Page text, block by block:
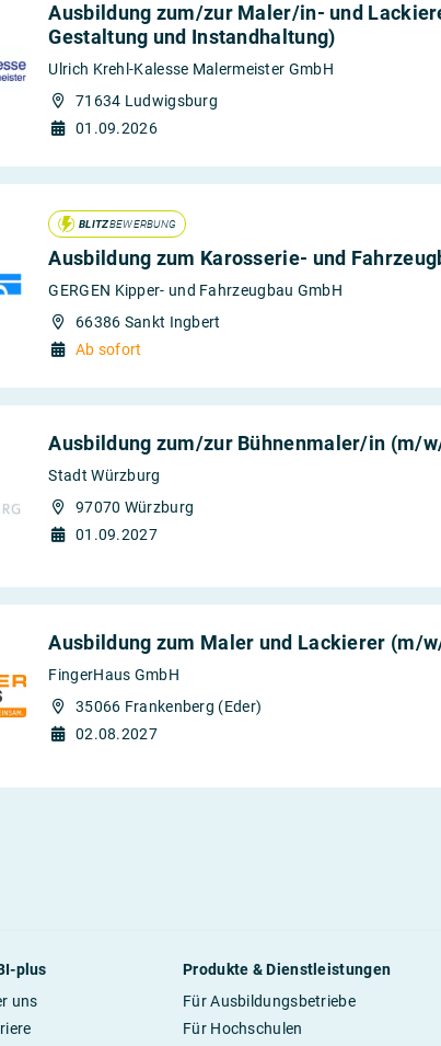
Ausbildung zum/zur Maler/in- und
Gestaltung und Instandhaltung)
Ulrich Krehl-Kalesse Malermeister GmbH
71634 Ludwigsburg
01.09.2026
BLITZBEWERBUNG
Ausbildung zum Karosserie- und
GERGEN Kipper- und Fahrzeugbau GmbH
66386 Sankt Ingbert
Ab sofort
Ausbildung zum/zur Bühnenmaler/in (m/
Stadt Würzburg
97070 Würzburg
01.09.2027
Ausbildung zum Maler und Lackierer (m/
FingerHaus GmbH
35066 Frankenberg (Eder)
02.08.2027
plus
uns
Produkte & Dienstleistungen
Für Ausbildungsbetriebe
Für Hochschulen